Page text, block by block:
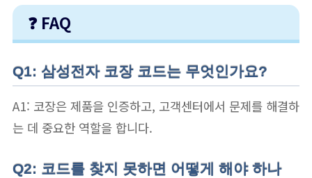
❓ FAQ
Q1: 삼성전자 코장 코드는 무엇인가요?
A1: 코장은 제품을 인증하고, 고객센터에서 문제를 해결하
는 데 중요한 역할을 합니다.
Q2: 코드를 찾지 못하면 어떻게 해야 하나